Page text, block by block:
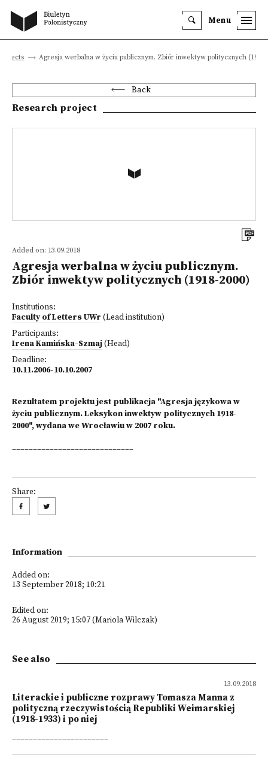
Menu
Agresja werbalna w życiu publicznym. Zbiór inwektyw politycznych (1918-
Back
Research project
Added on: 13.09.2018
Agresja werbalna w życiu publicznym.
Zbiór inwektyw politycznych (1918-2000)
Institutions:
Faculty of Letters UWr (Lead institution)
Participants:
Irena Kamińska-Szmaj(Head)
Deadline:
10.11.2006-10.10.2007
Rezultatem projektu jest publikacja "Agresja językowa w
życiu publicznym. Leksykon inwektyw politycznych 1918-
2000", wydana we Wrocławiu w 2007 roku.
_____________________________
Share:
Information
Added on:
13 September 2018; 10:21
Edited on:
26 August 2019; 15:07 (Mariola Wilczak)
See also
13.09.2018
Literackie i publiczne rozprawy Tomasza Manna z
polityczną rzeczywistością Republiki Weimarskiej
(1918-1933) i po niej
_______________________